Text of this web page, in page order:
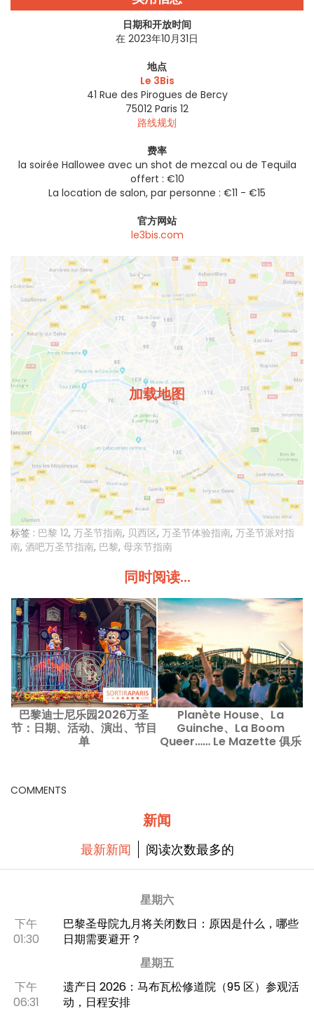
日期和开放时间
在 2023年10月31日
地点
Le 3Bis
41 Rue des Pirogues de Bercy
75012 Paris 12
路线规划
费率
la soirée Hallowee avec un shot de mezcal ou de Tequila
offert : €10
La location de salon, par personne : €11 - €15
官方网站
le3bis.com
加载地图
标签 : 巴黎 12, 万圣节指南, 贝西区, 万圣节体验指南, 万圣节派对指
南, 酒吧万圣节指南, 巴黎, 母亲节指南
同时阅读...
巴黎迪士尼乐园2026万圣
节：日期、活动、演出、节目
单
Planète House、La
Guinche、La Boom
Queer…… Le Mazette 俱乐
COMMENTS
新闻
最新新闻 阅读次数最多的
星期六
下午
01:30
巴黎圣母院九月将关闭数日：原因是什么，哪些
日期需要避开？
星期五
下午
06:31
遗产日 2026：马布瓦松修道院（95 区）参观活
动，日程安排